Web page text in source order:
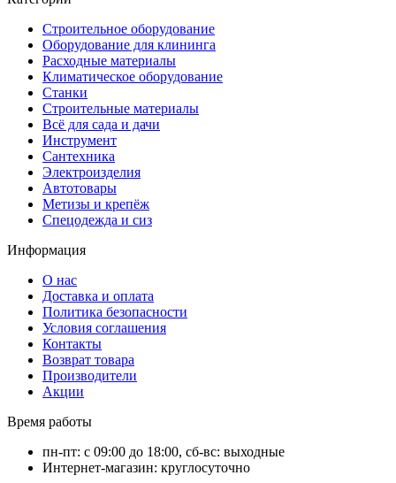
Строительное оборудование
Оборудование для клининга
Расходные материалы
Климатическое оборудование
Станки
Строительные материалы
Всё для сада и дачи
Инструмент
Сантехника
Электроизделия
Автотовары
Метизы и крепёж
Спецодежда и сиз
Информация
О нас
Доставка и оплата
Политика безопасности
Условия соглашения
Контакты
Возврат товара
Производители
Акции
Время работы
пн-пт: с 09:00 до 18:00, сб-вс: выходные
Интернет-магазин: круглосуточно